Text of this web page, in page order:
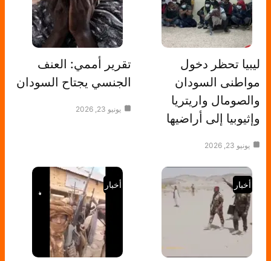
ليبيا تحظر دخول
مواطنى السودان
والصومال واريتريا
وإثيوبيا إلى أراضيها
يونيو 23, 2026
تقرير أممي: العنف
الجنسي يجتاح السودان
يونيو 23, 2026
أخبار أخبار